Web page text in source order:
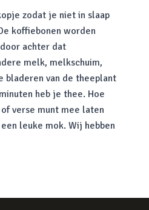
zodat je niet in slaap
koffiebonen worden
achter dat
melk, melkschuim,
bladeren van de theeplant
heb je thee. Hoe
verse munt mee laten
leuke mok. Wij hebben